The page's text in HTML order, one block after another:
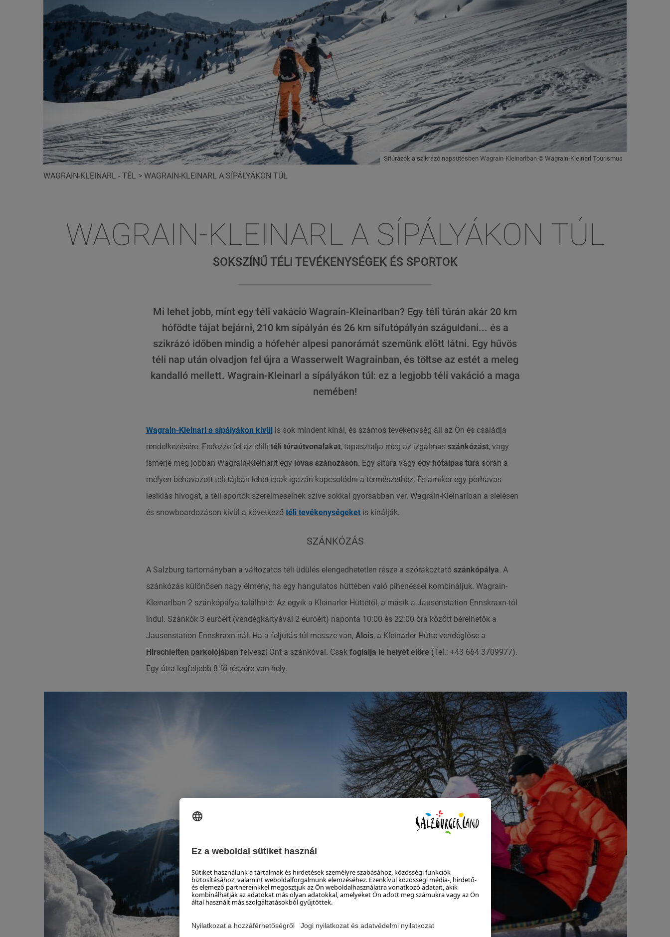
Sítúrázók a szikrázó napsütésben Wagrain-Kleinarlban © Wagrain-Kleinarl Tourismus
WAGRAIN-KLEINARL - TÉL > WAGRAIN-KLEINARL A SÍPÁLYÁKON TÚL
WAGRAIN-KLEINARL A SÍPÁLYÁKON TÚL
SOKSZÍNŰ TÉLI TEVÉKENYSÉGEK ÉS SPORTOK
Mi lehet jobb, mint egy téli vakáció Wagrain-Kleinarlban? Egy téli túrán akár 20 km
hófödte tájat bejárni, 210 km sípályán és 26 km sífutópályán száguldani... és a
szikrázó időben mindig a hófehér alpesi panorámát szemünk előtt látni. Egy hűvös
téli nap után olvadjon fel újra a Wasserwelt Wagrainban, és töltse az estét a meleg
kandalló mellett. Wagrain-Kleinarl a sípályákon túl: ez a legjobb téli vakáció a maga
nemében!
Wagrain-Kleinarl a sípályákon kívülis sok mindent kínál, és számos tevékenység áll az Ön és családja
rendelkezésére. Fedezze fel az idilli téli túraútvonalakat, tapasztalja meg az izgalmas szánkózást, vagy
ismerje meg jobban Wagrain-Kleinarlt egy lovas szánozáson. Egy sítúra vagy egy hótalpas túra során a
mélyen behavazott téli tájban lehet csak igazán kapcsolódni a természethez. És amikor egy porhavas
lesiklás hívogat, a téli sportok szerelmeseinek szíve sokkal gyorsabban ver. Wagrain-Kleinarlban a síelésen
és snowboardozáson kívül a következő téli tevékenységeketis kínálják.
SZÁNKÓZÁS
A Salzburg tartományban a változatos téli üdülés elengedhetetlen része a szórakoztató szánkópálya. A
szánkózás különösen nagy élmény, ha egy hangulatos hüttében való pihenéssel kombináljuk. Wagrain-
Kleinarlban 2 szánkópálya található: Az egyik a Kleinarler Hüttétől, a másik a Jausenstation Ennskraxn-tól
indul. Szánkók 3 euróért (vendégkártyával 2 euróért) naponta 10:00 és 22:00 óra között bérelhetők a
Jausenstation Ennskraxn-nál. Ha a feljutás túl messze van,Alois, a Kleinarler Hütte vendéglőse a
Hirschleiten parkolójában felveszi Önt a szánkóval. Csak foglalja le helyét előre (Tel.: +43 664 3709977).
Egy útra legfeljebb 8 fő részére van hely.